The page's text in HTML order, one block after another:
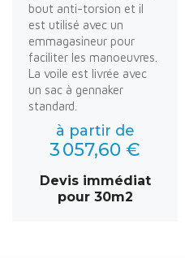
bout anti-torsion et il
est utilisé avec un
emmagasineur pour
faciliter les manoeuvres.
La voile est livrée avec
un sac à gennaker
standard.
à partir de
3 057,60 €
Devis immédiat
pour 30m2